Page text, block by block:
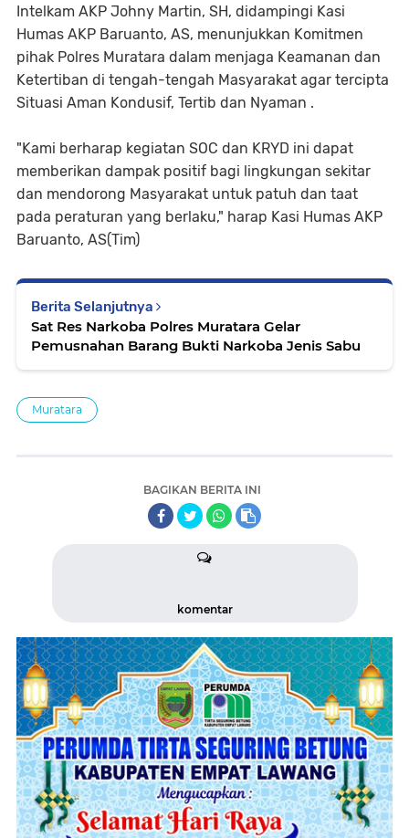
Intelkam AKP Johny Martin, SH, didampingi Kasi
Humas AKP Baruanto, AS, menunjukkan Komitmen
pihak Polres Muratara dalam menjaga Keamanan dan
Ketertiban di tengah-tengah Masyarakat agar tercipta
Situasi Aman Kondusif, Tertib dan Nyaman .
"Kami berharap kegiatan SOC dan KRYD ini dapat
memberikan dampak positif bagi lingkungan sekitar
dan mendorong Masyarakat untuk patuh dan taat
pada peraturan yang berlaku," harap Kasi Humas AKP
Baruanto, AS(Tim)
Berita Selanjutnya
Sat Res Narkoba Polres Muratara Gelar
Pemusnahan Barang Bukti Narkoba Jenis Sabu
Muratara
BAGIKAN BERITA INI
komentar